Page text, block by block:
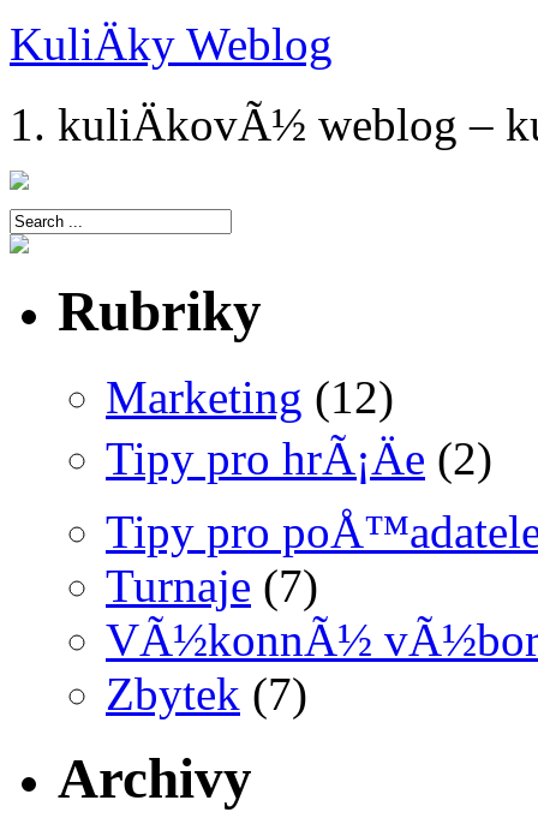
KuliÄky Weblog
1. kuliÄkovÃ½ weblog –
Rubriky
Marketing (12)
Tipy pro hrÃ¡Äe (2)
Tipy pro
Turnaje (7)
VÃ½konnÃ½
Zbytek (7)
Archivy